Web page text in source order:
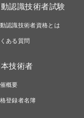
動認識技術者試験
認識技術者資格とは
ある質問
技術者
概要
登録者名簿